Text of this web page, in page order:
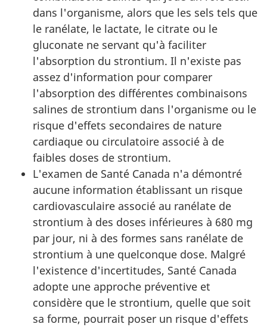
dans l'organisme, alors que les sels tels que
le ranélate, le lactate, le citrate ou le
gluconate ne servant qu'à faciliter
l'absorption du strontium. Il n'existe pas
assez d'information pour comparer
l'absorption des différentes combinaisons
salines de strontium dans l'organisme ou le
risque d'effets secondaires de nature
cardiaque ou circulatoire associé à de
faibles doses de strontium.
L'examen de Santé Canada n'a démontré
aucune information établissant un risque
cardiovasculaire associé au ranélate de
strontium à des doses inférieures à 680 mg
par jour, ni à des formes sans ranélate de
strontium à une quelconque dose. Malgré
l'existence d'incertitudes, Santé Canada
adopte une approche préventive et
considère que le strontium, quelle que soit
sa forme, pourrait poser un risque d'effets